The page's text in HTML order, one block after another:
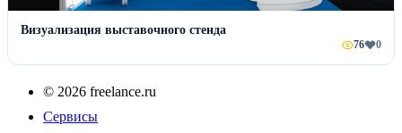
Визуализация выставочного стенда
76 0
© 2026 freelance.ru
Сервисы